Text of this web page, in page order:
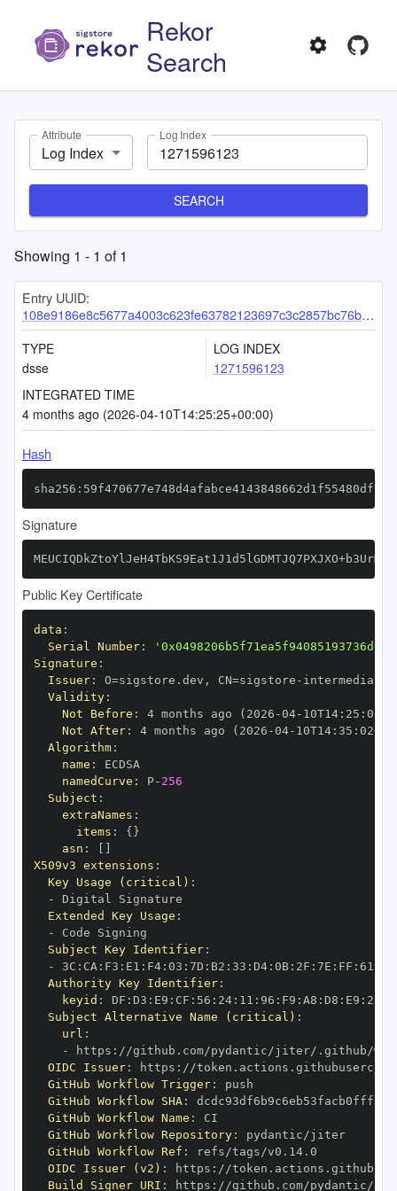
Rekor
Search
Attribute
Log Index
Log Index
SEARCH
Showing 1 - 1 of1
Entry UUID:
108e9186e8c5677a4003c623fe63782123697c3c2857bc76b2e692821d072e594d9885abcc4b9719
TYPE
dsse
LOG INDEX
1271596123
INTEGRATED TIME
4 months ago (2026-04-10T14:25:25+00:00)
Hash
Signature
Public Key Certificate
data :
Serial Number:
Signature :
Issuer: O=sigstore.dev , CN=sigstore -
Validity:
Not Before : 4 months ago (2026 -04- 10T14: 25 :
Not After: 4 months ago (2026 -04- 10T14: 35 : 02+00
Algorithm:
name :
namedCurve : P- 256
Subject :
extraNames :
items : { }
asn :
X509v3 extensions :
Key Usage (critical) :
-
Extended Key Usage :
-
Subject Key Identifier:
-
3C : CA : F3 : E1 : F4: 03 : 7D : B2 : 33 : D4: 0B: 2F : 7E : FF : 61
Authority Key Identifier:
keyid : DF : D3 : E9 : CF : 56 : 24: 11 : 96 : F9 : A8 : D8 : E9 : 28
Subject Alternative Name (critical) :
url :
-
https :
OIDC Issuer: https :
GitHub Workflow Trigger:
GitHub Workflow SHA:
GitHub Workflow Name :
GitHub Workflow Repository:
pydantic/jiter
GitHub Workflow Ref :
OIDC Issuer (v2) : https :
Build Signer URI : https :